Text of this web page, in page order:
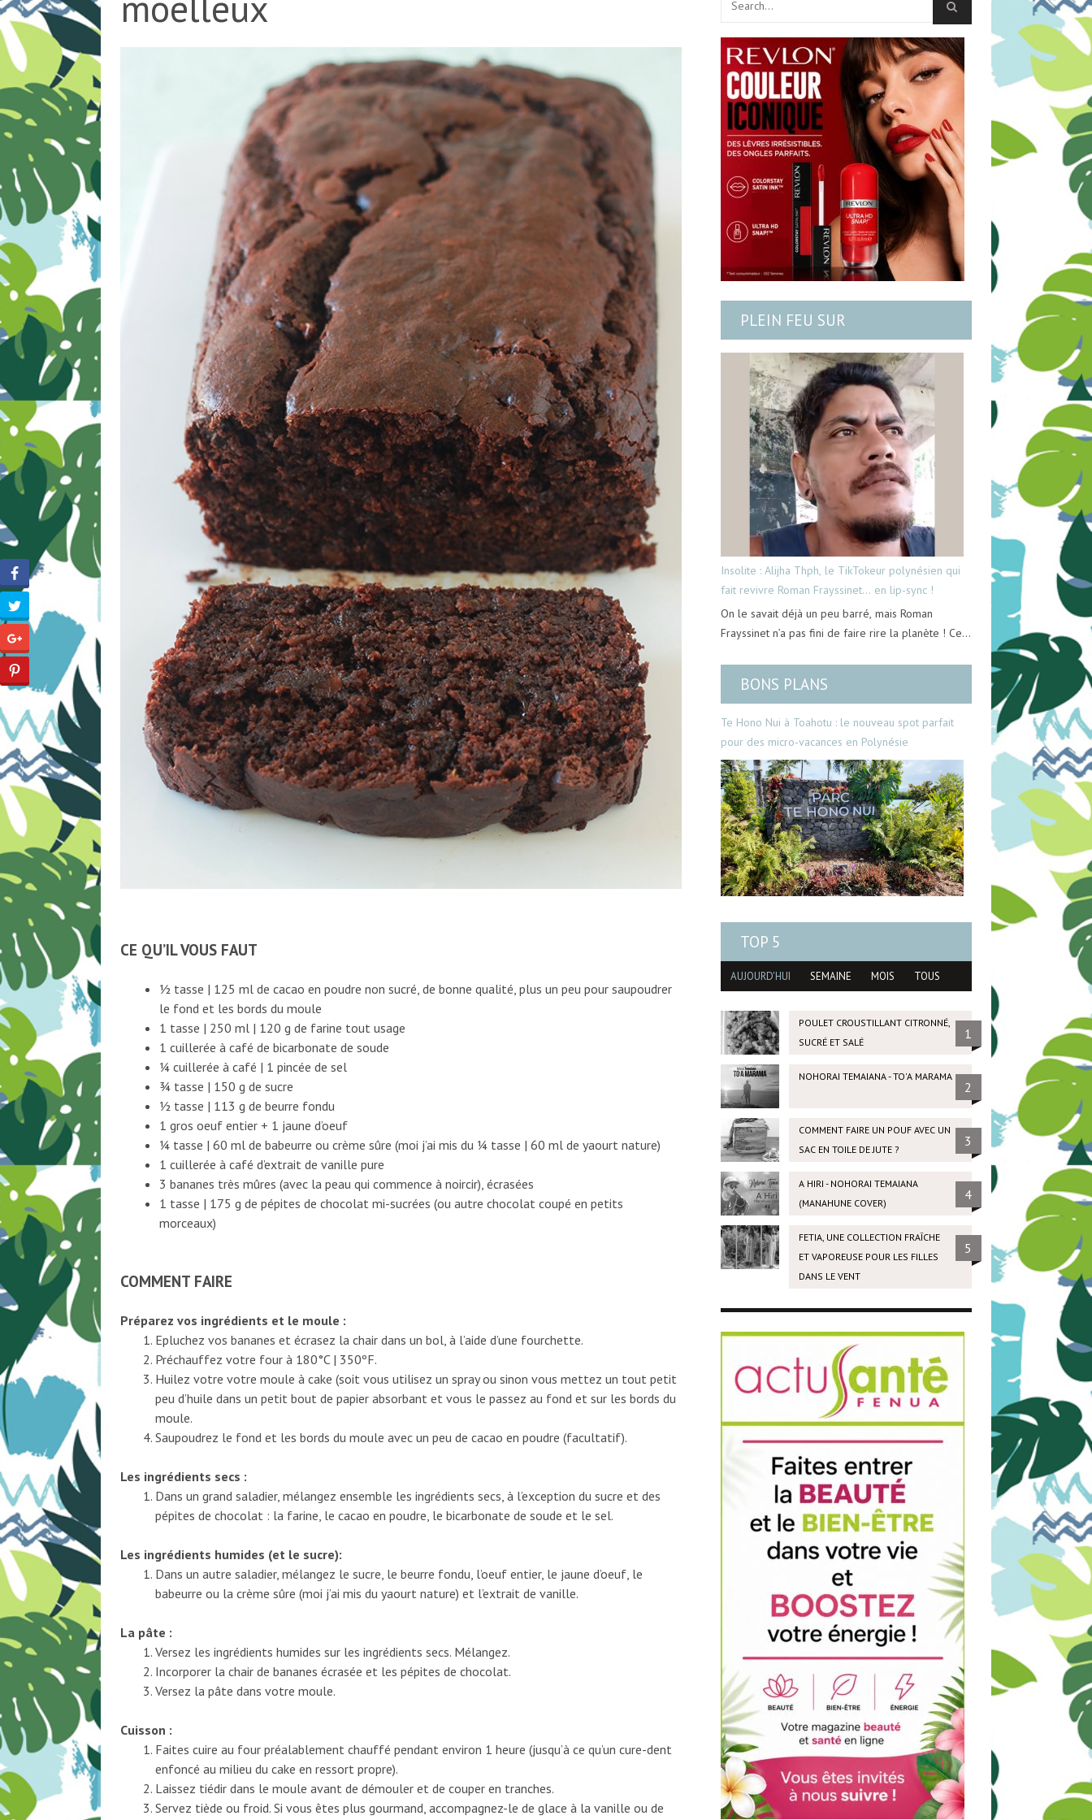
CE QU’IL VOUS FAUT
½ tasse | 125 ml de cacao en poudre non sucré, de bonne qualité, plus un peu pour saupoudrer
le fond et les bords du moule
1 tasse | 250 ml | 120 g de farine tout usage
1 cuillerée à café de bicarbonate de soude
¼ cuillerée à café | 1 pincée de sel
¾ tasse | 150 g de sucre
½ tasse | 113 g de beurre fondu
1 gros oeuf entier + 1 jaune d’oeuf
¼ tasse | 60 ml de babeurre ou crème sûre (moi j’ai mis du ¼ tasse | 60 ml de yaourt nature)
1 cuillerée à café d’extrait de vanille pure
3 bananes très mûres (avec la peau qui commence à noircir), écrasées
1 tasse | 175 g de pépites de chocolat mi-sucrées (ou autre chocolat coupé en petits
morceaux)
COMMENT FAIRE
Préparez vos ingrédients et le moule :
Epluchez vos bananes et écrasez la chair dans un bol, à l’aide d’une fourchette.
Préchauffez votre four à 180°C | 350ºF.
Huilez votre votre moule à cake (soit vous utilisez un spray ou sinon vous mettez un tout petit
peu d’huile dans un petit bout de papier absorbant et vous le passez au fond et sur les bords du
moule.
Saupoudrez le fond et les bords du moule avec un peu de cacao en poudre (facultatif).
Les ingrédients secs :
Dans un grand saladier, mélangez ensemble les ingrédients secs, à l’exception du sucre et des
pépites de chocolat : la farine, le cacao en poudre, le bicarbonate de soude et le sel.
Les ingrédients humides (et le sucre):
Dans un autre saladier, mélangez le sucre, le beurre fondu, l’oeuf entier, le jaune d’oeuf, le
babeurre ou la crème sûre (moi j’ai mis du yaourt nature) et l’extrait de vanille.
La pâte :
Versez les ingrédients humides sur les ingrédients secs. Mélangez.
Incorporer la chair de bananes écrasée et les pépites de chocolat.
Versez la pâte dans votre moule.
Cuisson :
Faites cuire au four préalablement chauffé pendant environ 1 heure (jusqu’à ce qu’un cure-dent
enfoncé au milieu du cake en ressort propre).
Laissez tiédir dans le moule avant de démouler et de couper en tranches.
Servez tiède ou froid. Si vous êtes plus gourmand, accompagnez-le de glace à la vanille ou de
PLEIN FEU SUR
Insolite : Alijha Thph, le TikTokeur polynésien qui
fait revivre Roman Frayssinet… en lip-sync !
On le savait déjà un peu barré, mais Roman
Frayssinet n’a pas fini de faire rire la planète ! Ce…
BONS PLANS
Te Hono Nui à Toahotu : le nouveau spot parfait
pour des micro-vacances en Polynésie
TOP 5
AUJOURD'HUI SEMAINE MOIS TOUS
POULET CROUSTILLANT CITRONNÉ,
SUCRÉ ET SALÉ
1
NOHORAI TEMAIANA - TO'A MARAMA
2
COMMENT FAIRE UN POUF AVEC UN
SAC EN TOILE DE JUTE ?
3
A HIRI - NOHORAI TEMAIANA
(MANAHUNE COVER)
4
FETIA, UNE COLLECTION FRAÎCHE
ET VAPOREUSE POUR LES FILLES
DANS LE VENT
5